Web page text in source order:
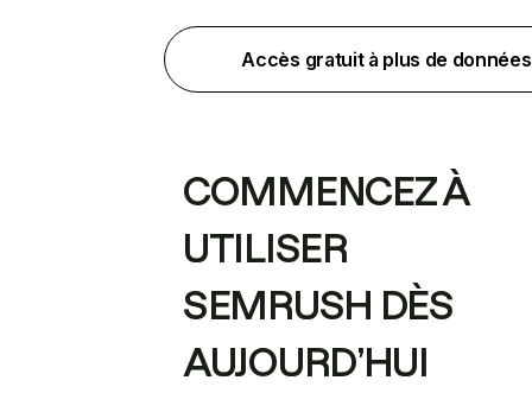
Accès gratuit à plus de données
COMMENCEZ À
UTILISER
SEMRUSH DÈS
AUJOURD’HUI